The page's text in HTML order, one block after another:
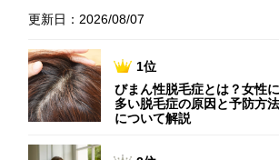
更新日：2026/08/07
1位
びまん性脱毛症とは？女性に
多い脱毛症の原因と予防方法
について解説